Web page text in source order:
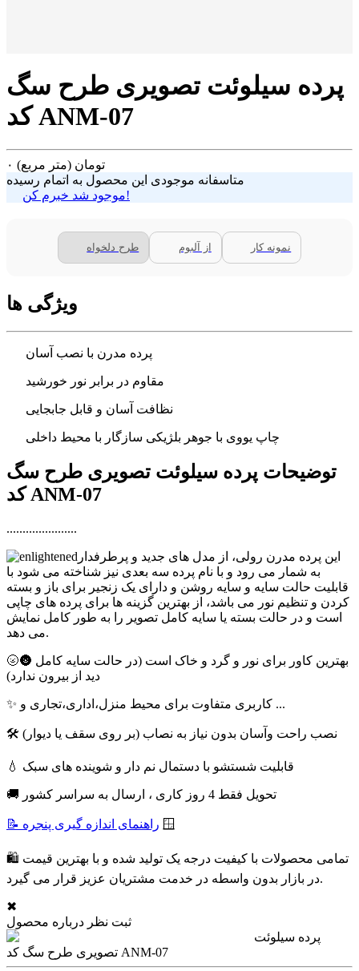
پرده سیلوئت تصویری طرح سگ
کد ANM-07
۰ تومان (متر مربع)
متاسفانه موجودی این محصول به اتمام رسیده
موجود شد خبرم کن!
طرح دلخواه از آلبوم نمونه کار
ویژگی ها
پرده مدرن با نصب آسان
مقاوم در برابر نور خورشید
نظافت آسان و قابل جابجایی
چاپ یووی با جوهر بلژیکی سازگار با محیط داخلی
توضیحات پرده سیلوئت تصویری طرح سگ
کد ANM-07
......................
این پرده مدرن رولی، از مدل های جدید و پرطرفدار
به شمار می رود و با نام پرده سه بعدی نیز شناخته می شود با
قابلیت حالت سایه و سایه روشن و دارای یک زنجیر برای باز و بسته
کردن و تنظیم نور می باشد، از بهترین گزینه ها برای پرده های چاپی
است و در حالت بسته یا سایه کامل تصویر را به طور کامل نمایش
می دهد.
🌝🌚 بهترین کاور برای نور و گرد و خاک است (در حالت سایه کامل
دید از بیرون ندارد)
✨ کاربری متفاوت برای محیط منزل،اداری،تجاری و ...
🛠 نصب راحت وآسان بدون نیاز به نصاب (بر روی سقف یا دیوار)
💧 قابلیت شستشو با دستمال نم دار و شوینده های سبک
🚚 تحویل فقط 4 روز کاری ، ارسال به سراسر کشور
📝 راهنمای اندازه گیری پنجره 🪟
🛍 تمامی محصولات با کیفیت درجه یک تولید شده و با بهترین قیمت
در بازار بدون واسطه در خدمت مشتریان عزیز قرار می گیرد.
✖
ثبت نظر درباره محصول
پرده سیلوئت
تصویری طرح سگ کد ANM-07